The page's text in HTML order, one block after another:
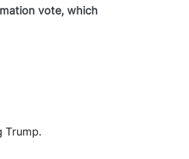
vote, which
Trump.